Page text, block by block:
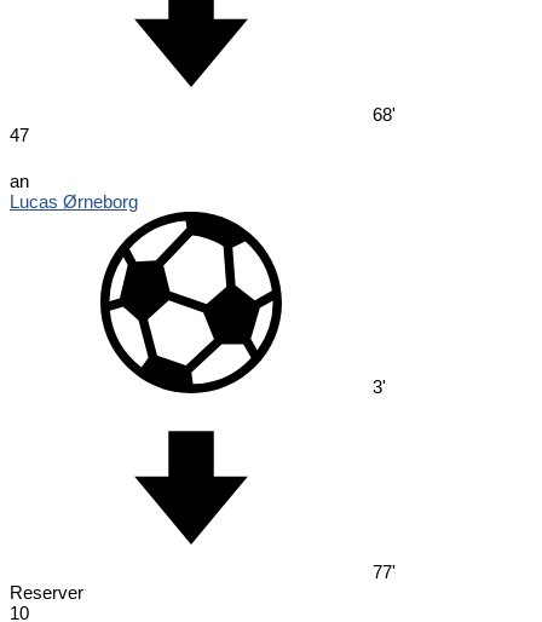
68'
47
an
Lucas Ørneborg
3'
77'
Reserver
10